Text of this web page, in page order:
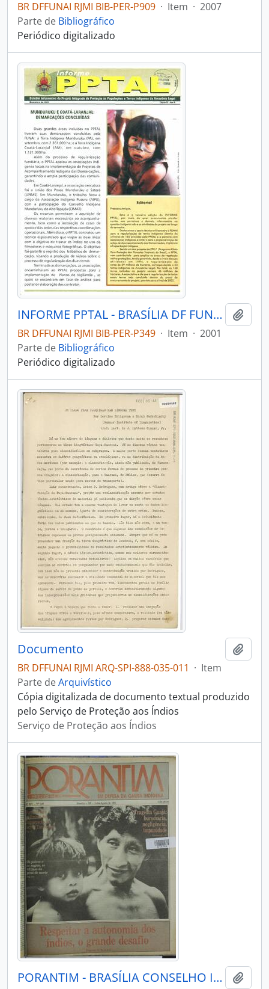
BR DFFUNAI RJMI BIB-PER-P909 · Item · 2007
Parte de Bibliográfico
Periódico digitalizado
INFORME PPTAL - BRASÍLIA DF FUNAI - 2001 - Nº03
BR DFFUNAI RJMI BIB-PER-P349 · Item · 2001
Parte de Bibliográfico
Periódico digitalizado
Documento
BR DFFUNAI RJMI ARQ-SPI-888-035-011 · Item
Parte deArquivístico
Cópia digitalizada de documento textual produzido
pelo Serviço de Proteção aos Índios
Serviço de Proteção aos Índios
PORANTIM - BRASÍLIA CONSELHO INDIGENISTA MISSIONÁRIO - 1991 - Nº140